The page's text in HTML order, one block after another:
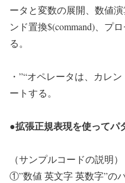
ータと変数の展開、数値演
ンド置換$(command)、プ
る。
・”“オペレータは、カレ
ートする。
●拡張正規表現を使ってパ
（サンプルコードの説明）
①”数値 英文字 英数字”の